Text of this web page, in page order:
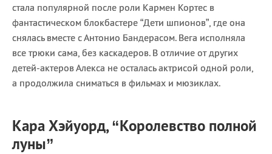
стала популярной после роли Кармен Кортес в
фантастическом блокбастере “Дети шпионов”, где она
снялась вместе с Антонио Бандерасом. Вега исполняла
все трюки сама, без каскадеров. В отличие от других
детей-актеров Алекса не осталась актрисой одной роли,
а продолжила сниматься в фильмах и мюзиклах.
Кара Хэйуорд, “Королевство полной
луны”